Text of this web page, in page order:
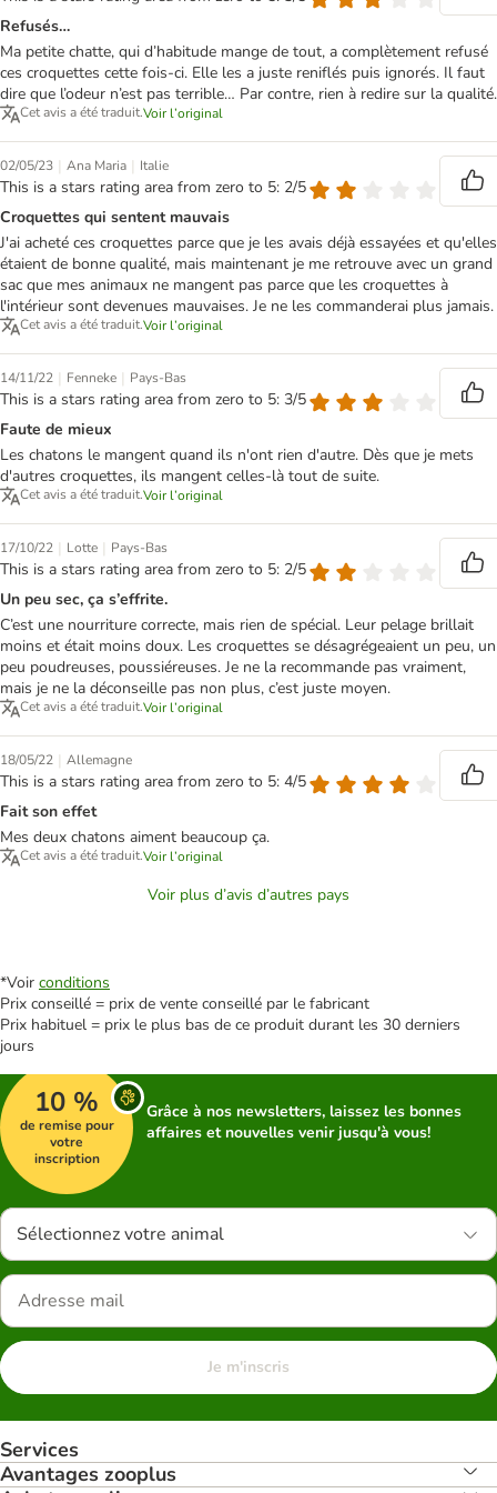
Refusés…
Ma petite chatte, qui d’habitude mange de tout, a complètement refusé
ces croquettes cette fois-ci. Elle les a juste reniflés puis ignorés. Il faut
dire que l’odeur n’est pas terrible… Par contre, rien à redire sur la qualité.
Cet avis a été traduit.Voir l’original
02/05/23 | Ana Maria | Italie
This is a stars rating area from zero to 5: 2/5
Croquettes qui sentent mauvais
J'ai acheté ces croquettes parce que je les avais déjà essayées et qu'elles
étaient de bonne qualité, mais maintenant je me retrouve avec un grand
sac que mes animaux ne mangent pas parce que les croquettes à
l'intérieur sont devenues mauvaises. Je ne les commanderai plus jamais.
Cet avis a été traduit.Voir l’original
14/11/22 | Fenneke | Pays-Bas
This is a stars rating area from zero to 5: 3/5
Faute de mieux
Les chatons le mangent quand ils n'ont rien d'autre. Dès que je mets
d'autres croquettes, ils mangent celles-là tout de suite.
Cet avis a été traduit.Voir l’original
17/10/22 | Lotte | Pays-Bas
This is a stars rating area from zero to 5: 2/5
Un peu sec, ça s’effrite.
C’est une nourriture correcte, mais rien de spécial. Leur pelage brillait
moins et était moins doux. Les croquettes se désagrégeaient un peu, un
peu poudreuses, poussiéreuses. Je ne la recommande pas vraiment,
mais je ne la déconseille pas non plus, c’est juste moyen.
Cet avis a été traduit.Voir l’original
18/05/22 | Allemagne
This is a stars rating area from zero to 5: 4/5
Fait son effet
Mes deux chatons aiment beaucoup ça.
Cet avis a été traduit.Voir l’original
Voir plus d’avis d’autres pays
*Voir conditions
Prix conseillé = prix de vente conseillé par le fabricant
Prix habituel = prix le plus bas de ce produit durant les 30 derniers
jours
10 %
de remise pour
votre
inscription
Grâce à nos newsletters, laissez les bonnes
affaires et nouvelles venir jusqu'à vous!
Sélectionnez votre animal
Je m'inscris
Services
Avantages zooplus